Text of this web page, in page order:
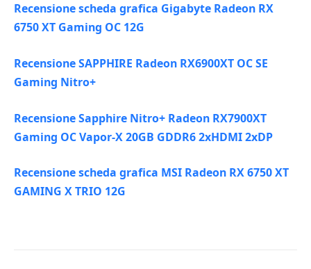
Recensione scheda grafica Gigabyte Radeon RX
6750 XT Gaming OC 12G
Recensione SAPPHIRE Radeon RX6900XT OC SE
Gaming Nitro+
Recensione Sapphire Nitro+ Radeon RX7900XT
Gaming OC Vapor-X 20GB GDDR6 2xHDMI 2xDP
Recensione scheda grafica MSI Radeon RX 6750 XT
GAMING X TRIO 12G